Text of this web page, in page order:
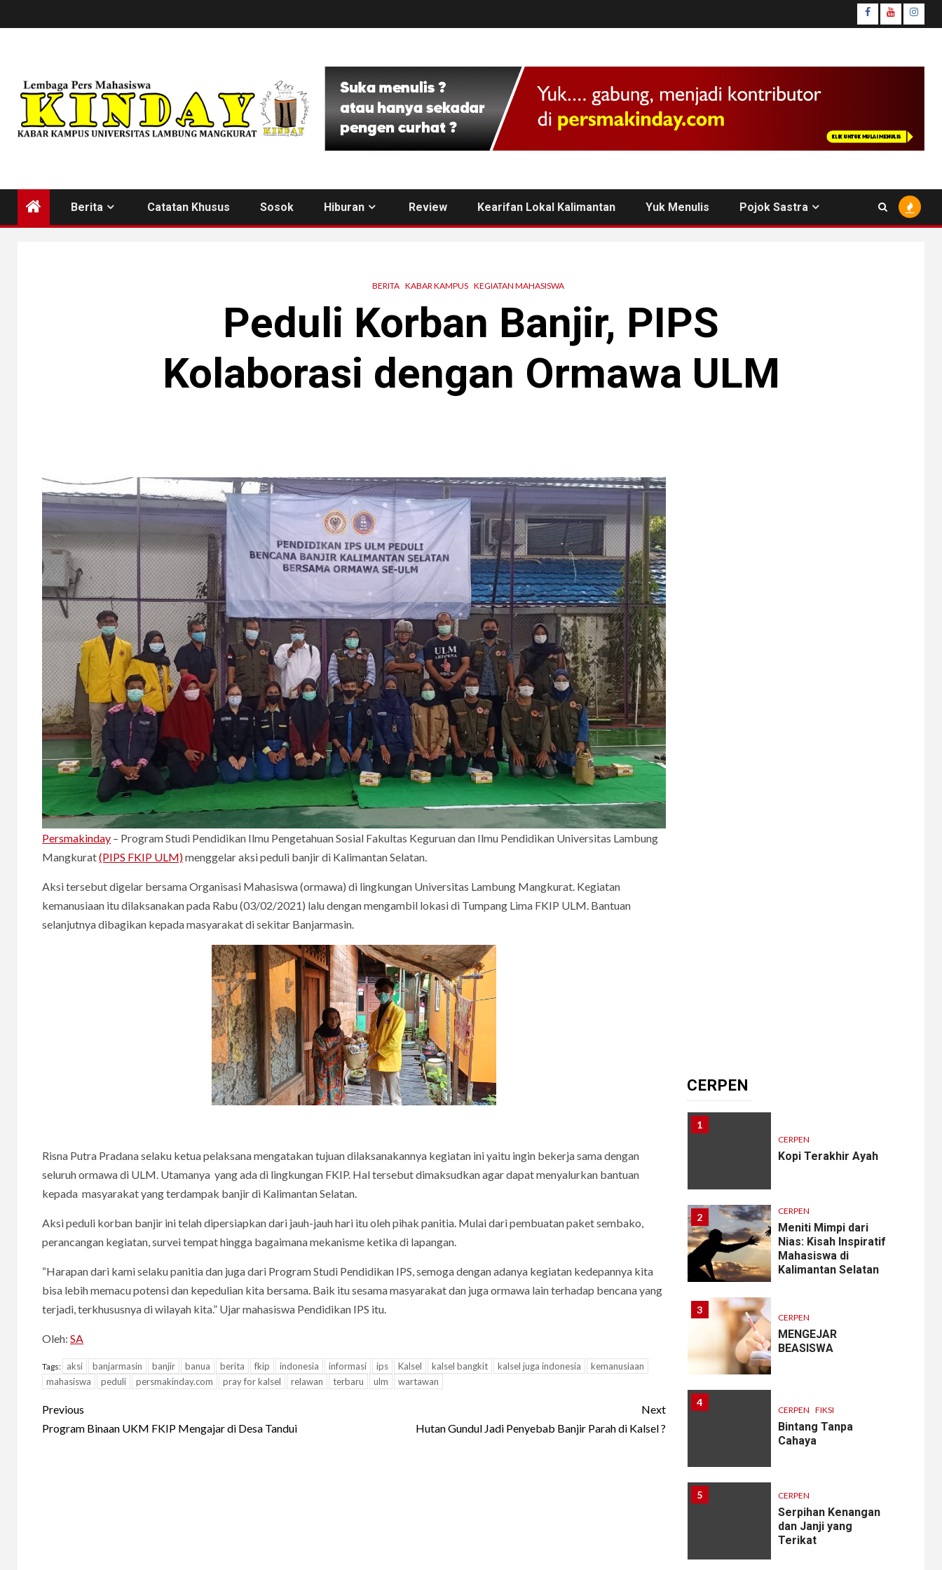
to
facebook
youtube
Berita Catatan Khusus Sosok Hiburan Review Kearifan Lokal Kalimantan Yuk Menulis Pojok Sastra
BERITA KABAR KAMPUS KEGIATAN MAHASISWA
Peduli Korban Banjir, PIPS
Kolaborasi dengan Ormawa ULM
Persmakinday – Program Studi Pendidikan Ilmu Pengetahuan Sosial Fakultas Keguruan dan Ilmu Pendidikan Universitas Lambung
Mangkurat(PIPS FKIP ULM)menggelar aksi peduli banjir di Kalimantan Selatan.
Aksi tersebut digelar bersama Organisasi Mahasiswa (ormawa) di lingkungan Universitas Lambung Mangkurat. Kegiatan
kemanusiaan itu dilaksanakan pada Rabu (03/02/2021) lalu dengan mengambil lokasi di Tumpang Lima FKIP ULM. Bantuan
selanjutnya dibagikan kepada masyarakat di sekitar Banjarmasin.
Risna Putra Pradana selaku ketua pelaksana mengatakan tujuan dilaksanakannya kegiatan ini yaitu ingin bekerja sama dengan
seluruh ormawa di ULM. Utamanya yang ada di lingkungan FKIP. Hal tersebut dimaksudkan agar dapat menyalurkan bantuan
kepada masyarakat yang terdampak banjir di Kalimantan Selatan.
Aksi peduli korban banjir ini telah dipersiapkan dari jauh-jauh hari itu oleh pihak panitia. Mulai dari pembuatan paket sembako,
perancangan kegiatan, survei tempat hingga bagaimana mekanisme ketika di lapangan.
“Harapan dari kami selaku panitia dan juga dari Program Studi Pendidikan IPS, semoga dengan adanya kegiatan kedepannya kita
bisa lebih memacu potensi dan kepedulian kita bersama. Baik itu sesama masyarakat dan juga ormawa lain terhadap bencana yang
terjadi, terkhususnya di wilayah kita.” Ujar mahasiswa Pendidikan IPS itu.
Oleh: SA
Tags: aksi banjarmasin banjir banua berita fkip indonesia informasi ips Kalsel kalsel bangkit kalsel juga indonesia
kemanusiaan
mahasiswa
peduli persmakinday.com pray for kalsel relawan terbaru ulm wartawan
Continue
Reading
Previous
Program Binaan UKM FKIP Mengajar di Desa Tandui
Next
Hutan Gundul Jadi Penyebab Banjir Parah di Kalsel ?
CERPEN
1
CERPEN
Kopi Terakhir Ayah
2 CERPEN
Meniti Mimpi dari
Nias: Kisah Inspiratif
Mahasiswa di
Kalimantan Selatan
3
CERPEN
MENGEJAR
BEASISWA
4
CERPEN FIKSI
Bintang Tanpa
Cahaya
5 CERPEN
Serpihan Kenangan
dan Janji yang
Terikat